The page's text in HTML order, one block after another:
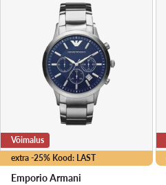
extra -25% Kood: LAST
Võimalus
Emporio Armani